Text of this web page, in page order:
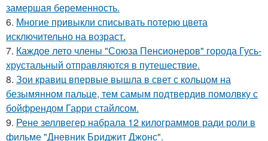
замершая беременность.
6. Многие привыкли списывать потерю цвета
исключительно на возраст.
7. Каждое лето члены "Союза Пенсионеров" города Гусь-
хрустальный отправляются в путешествие.
8. Зои кравиц впервые вышла в свет с кольцом на
безымянном пальце, тем самым подтвердив помолвку с
бойфрендом Гарри стайлсом.
9. Рене зеллвегер набрала 12 килограммов ради роли в
фильме "Дневник Бриджит Джонс".